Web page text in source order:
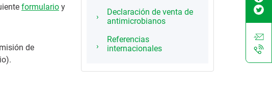
formulario y
de
Declaración de venta de
antimicrobianos
Referencias
internacionales